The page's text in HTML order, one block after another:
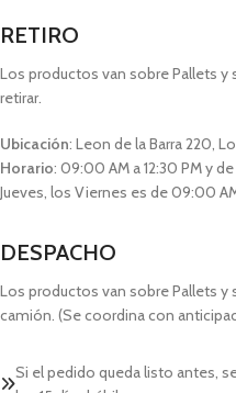
RETIRO
Los productos van sobre Pallets
retirar.
Ubicación: Leon de la Barra 220,
Horario: 09:00 AM a 12:30 PM y
Jueves, los Viernes es de 09:00
DESPACHO
Los productos van sobre Pallets y
camión. (Se coordina con
Si el pedido queda listo antes,